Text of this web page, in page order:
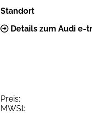
Standort
Details zum Audi e-
Preis:
MWSt: